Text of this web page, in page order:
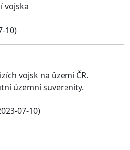
vojska
10)
vojsk na ûzemi ČR.
územní suverenity.
07-10)